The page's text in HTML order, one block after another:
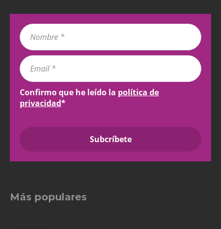
Confirmo que he leído la política de
privacidad*
Más populares